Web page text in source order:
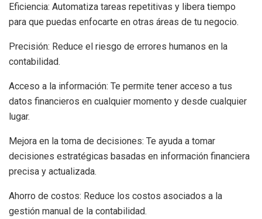
Eficiencia: Automatiza tareas repetitivas y libera tiempo
para que puedas enfocarte en otras áreas de tu negocio.
Precisión: Reduce el riesgo de errores humanos en la
contabilidad.
Acceso a la información: Te permite tener acceso a tus
datos financieros en cualquier momento y desde cualquier
lugar.
Mejora en la toma de decisiones: Te ayuda a tomar
decisiones estratégicas basadas en información financiera
precisa y actualizada.
Ahorro de costos: Reduce los costos asociados a la
gestión manual de la contabilidad.